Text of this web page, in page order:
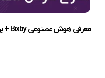
معرفی هوش مصنوعی Bixby + بررسی 6 قابلیت آن